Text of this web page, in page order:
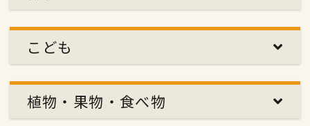
こども
植物・果物・食べ物